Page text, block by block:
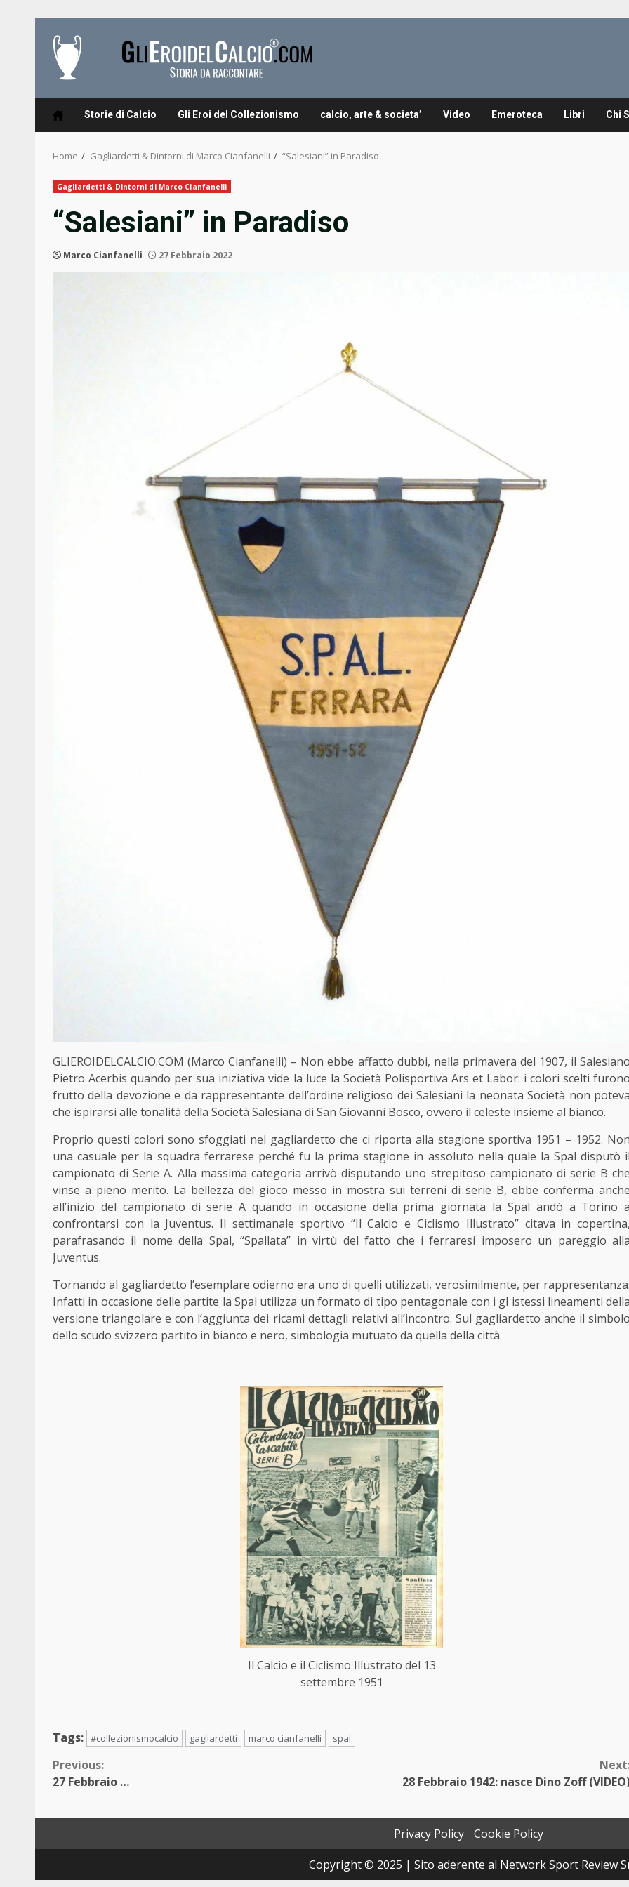
content
Storie di Calcio Gli Eroi del Collezionismo calcio, arte & societa’ Video Emeroteca Libri Chi
Home Gagliardetti & Dintorni di Marco Cianfanelli “Salesiani” in Paradiso
Gagliardetti & Dintorni di Marco Cianfanelli
“Salesiani” in Paradiso
Marco Cianfanelli 27 Febbraio 2022
GLIEROIDELCALCIO.COM (Marco Cianfanelli) – Non ebbe affatto dubbi, nella primavera del 1907, il Salesiano
Pietro Acerbis quando per sua iniziativa vide la luce la Società Polisportiva Ars et Labor: i colori scelti furono
frutto della devozione e da rappresentante dell’ordine religioso dei Salesiani la neonata Società non poteva
che ispirarsi alle tonalità della Società Salesiana di San Giovanni Bosco, ovvero il celeste insieme al bianco.
Proprio questi colori sono sfoggiati nel gagliardetto che ci riporta alla stagione sportiva 1951 – 1952. Non
una casuale per la squadra ferrarese perché fu la prima stagione in assoluto nella quale la Spal disputò il
campionato di Serie A. Alla massima categoria arrivò disputando uno strepitoso campionato di serie B che
vinse a pieno merito. La bellezza del gioco messo in mostra sui terreni di serie B, ebbe conferma anche
all’inizio del campionato di serie A quando in occasione della prima giornata la Spal andò a Torino a
confrontarsi con la Juventus. Il settimanale sportivo “Il Calcio e Ciclismo Illustrato” citava in copertina,
parafrasando il nome della Spal, “Spallata” in virtù del fatto che i ferraresi imposero un pareggio alla
Juventus.
Tornando al gagliardetto l’esemplare odierno era uno di quelli utilizzati, verosimilmente, per rappresentanza.
Infatti in occasione delle partite la Spal utilizza un formato di tipo pentagonale con i gl istessi lineamenti della
versione triangolare e con l’aggiunta dei ricami dettagli relativi all’incontro. Sul gagliardetto anche il simbolo
dello scudo svizzero partito in bianco e nero, simbologia mutuato da quella della città.
Il Calcio e il Ciclismo Illustrato del 13
settembre 1951
Tags: #collezionismocalcio gagliardetti marco cianfanelli spal
Continue
Previous:
27 Febbraio …
28 Febbraio 1942: nasce Dino Zoff
Privacy Policy
Cookie Policy
Copyright © 2025 | Sito aderente al Network Sport Review